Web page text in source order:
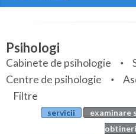
Arges
Bihor
Bistrita-Nasaud
Botosani
Specialitati
Servicii
Articole
Evenimente
Psihologi
Cabinete de psihologie
Centre de psihologie
Filtre
servicii
examinare